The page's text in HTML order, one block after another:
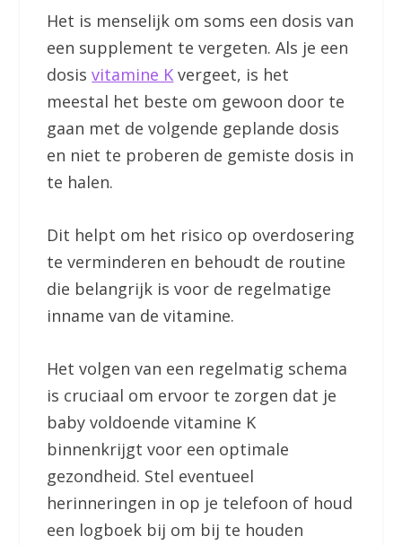
Het is menselijk om soms een dosis van
een supplement te vergeten. Als je een
dosisvitamine K vergeet, is het
meestal het beste om gewoon door te
gaan met de volgende geplande dosis
en niet te proberen de gemiste dosis in
te halen.
Dit helpt om het risico op overdosering
te verminderen en behoudt de routine
die belangrijk is voor de regelmatige
inname van de vitamine.
Het volgen van een regelmatig schema
is cruciaal om ervoor te zorgen dat je
baby voldoende vitamine K
binnenkrijgt voor een optimale
gezondheid. Stel eventueel
herinneringen in op je telefoon of houd
een logboek bij om bij te houden